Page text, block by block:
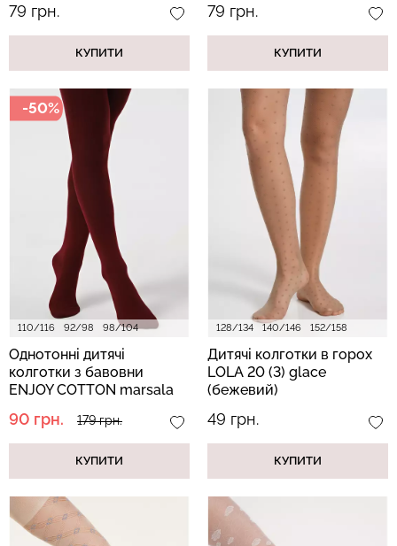
79 грн.
КУПИТИ
79 грн.
КУПИТИ
110/116 92/98 98/104
-50%
Однотонні дитячі
колготки з бавовни
ENJOY COTTON marsala
90 грн. 179 грн.
КУПИТИ
128/134 140/146 152/158
Дитячі колготки в горох
LOLA 20 (3) glace
(бежевий)
49 грн.
КУПИТИ